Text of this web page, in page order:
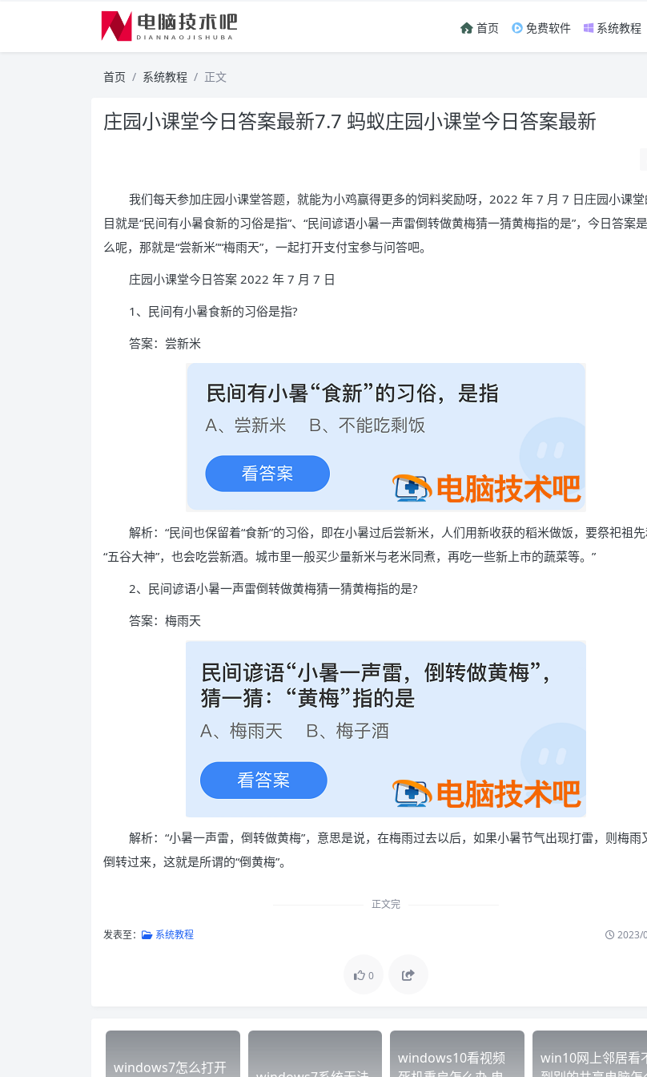
首页 免费软件 系统教程
首页 系统教程 正文
庄园小课堂今日答案最新7.7 蚂蚁庄园小课堂今日答案最新
我们每天参加庄园小课堂答题，就能为小鸡赢得更多的饲料奖励呀，2022 年 7 月 7 日庄园小课
目就是“民间有小暑食新的习俗是指”、“民间谚语小暑一声雷倒转做黄梅猜一猜黄梅指的是”，今日答案
么呢，那就是“尝新米”“梅雨天”，一起打开支付宝参与问答吧。
庄园小课堂今日答案 2022 年 7 月 7 日
1、民间有小暑食新的习俗是指?
答案：尝新米
解析：“民间也保留着“食新”的习俗，即在小暑过后尝新米，人们用新收获的稻米做饭，要祭祀祖
“五谷大神”，也会吃尝新酒。城市里一般买少量新米与老米同煮，再吃一些新上市的蔬菜等。”
2、民间谚语小暑一声雷倒转做黄梅猜一猜黄梅指的是?
答案：梅雨天
解析：“小暑一声雷，倒转做黄梅”，意思是说，在梅雨过去以后，如果小暑节气出现打雷，则梅雨
倒转过来，这就是所谓的“倒黄梅”。
正文完
发表至： 系统教程 2023/
0
windows7怎么打开
windows10看视频
win10网上邻居看